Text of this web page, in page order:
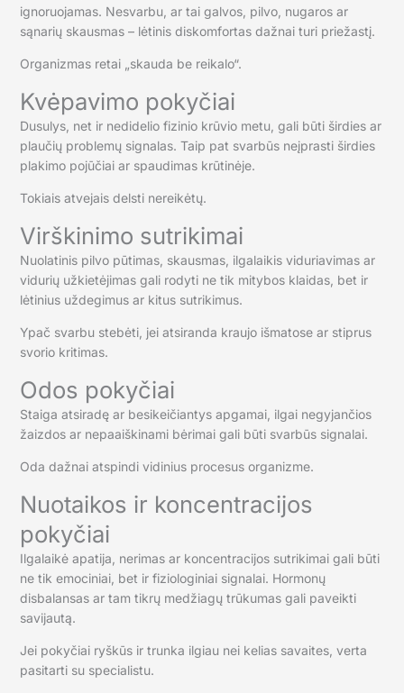
ignoruojamas. Nesvarbu, ar tai galvos, pilvo, nugaros ar
sąnarių skausmas – lėtinis diskomfortas dažnai turi priežastį.
Organizmas retai „skauda be reikalo“.
Kvėpavimo pokyčiai
Dusulys, net ir nedidelio fizinio krūvio metu, gali būti širdies ar
plaučių problemų signalas. Taip pat svarbūs neįprasti širdies
plakimo pojūčiai ar spaudimas krūtinėje.
Tokiais atvejais delsti nereikėtų.
Virškinimo sutrikimai
Nuolatinis pilvo pūtimas, skausmas, ilgalaikis viduriavimas ar
vidurių užkietėjimas gali rodyti ne tik mitybos klaidas, bet ir
lėtinius uždegimus ar kitus sutrikimus.
Ypač svarbu stebėti, jei atsiranda kraujo išmatose ar stiprus
svorio kritimas.
Odos pokyčiai
Staiga atsiradę ar besikeičiantys apgamai, ilgai negyjančios
žaizdos ar nepaaiškinami bėrimai gali būti svarbūs signalai.
Oda dažnai atspindi vidinius procesus organizme.
Nuotaikos ir koncentracijos
pokyčiai
Ilgalaikė apatija, nerimas ar koncentracijos sutrikimai gali būti
ne tik emociniai, bet ir fiziologiniai signalai. Hormonų
disbalansas ar tam tikrų medžiagų trūkumas gali paveikti
savijautą.
Jei pokyčiai ryškūs ir trunka ilgiau nei kelias savaites, verta
pasitarti su specialistu.